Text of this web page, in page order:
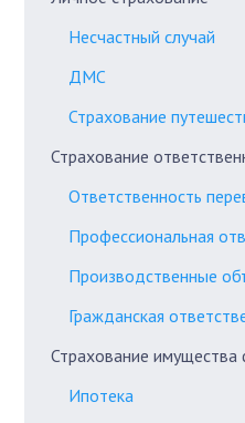
Несчастный случай
ДМС
Страхование
Страхование
Ответственность
Профессиональная
Производственные
Гражданская
Страхование имущества
Ипотека